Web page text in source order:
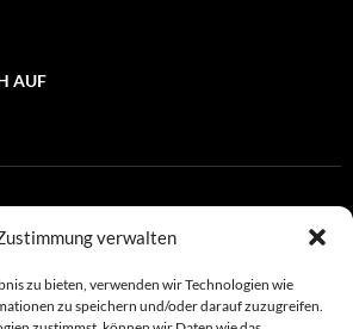
verwalten
zu bieten, verwenden wir Technologien wie
zu speichern und/oder darauf zuzugreifen.
AUF